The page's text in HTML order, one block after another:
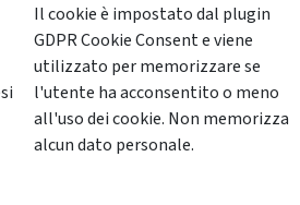
Il cookie è impostato dal plugin
GDPR Cookie Consent e viene
utilizzato per memorizzare se
l'utente ha acconsentito o meno
all'uso dei cookie. Non memorizza
alcun dato personale.